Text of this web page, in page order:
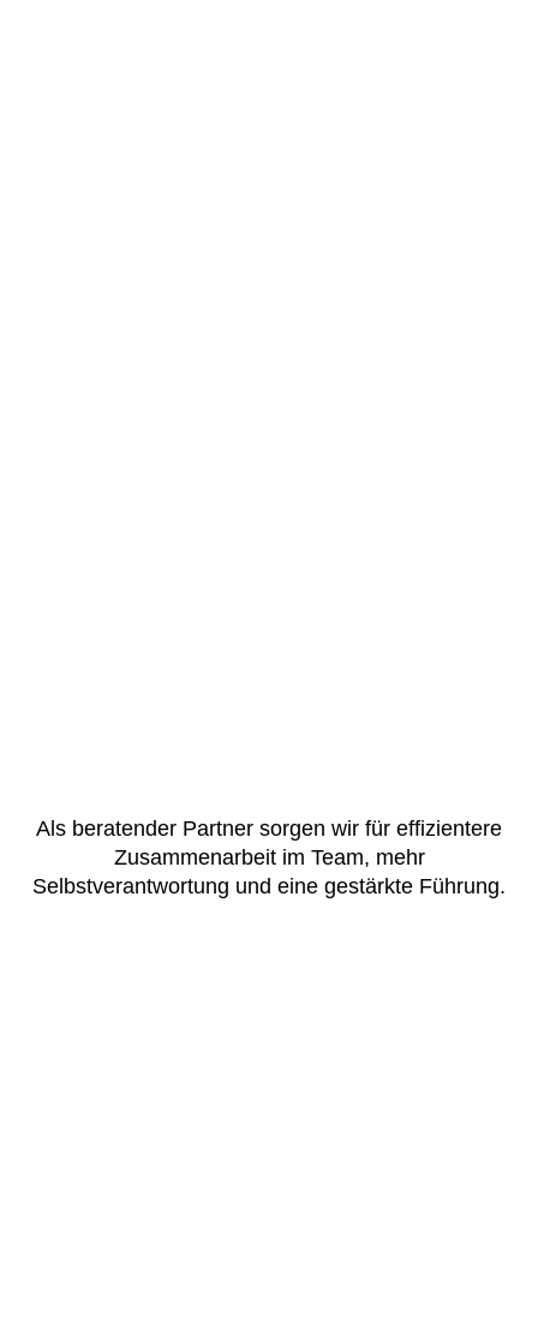
Als beratender Partner sorgen wir für effizientere
Zusammenarbeit im Team, mehr
Selbstverantwortung und eine gestärkte Führung.